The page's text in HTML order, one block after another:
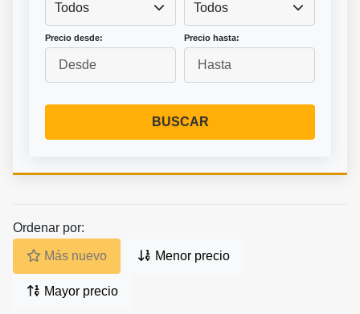
Todos Todos
Precio desde: Precio hasta:
BUSCAR
Ordenar por:
Más nuevo Menor precio
Mayor precio